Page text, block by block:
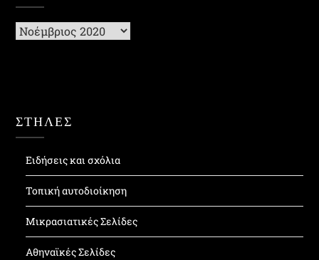
Ιστορικό
ΣΤΗΛΕΣ
Ειδήσεις και σχόλια
Τοπική αυτοδιοίκηση
Μικρασιατικές Σελίδες
Αθηναϊκές Σελίδες